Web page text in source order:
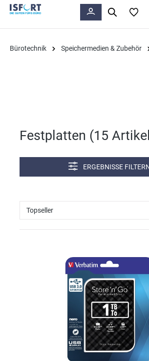
springen
Bürotechnik Speichermedien & Zubehör
Festplatten (15 Artikel
ERGEBNISSE